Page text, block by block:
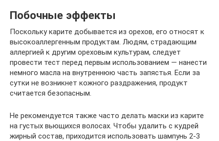
Побочные эффекты
Поскольку карите добывается из орехов, его относят к
высокоаллергенным продуктам. Людям, страдающим
аллергией к другим ореховым культурам, следует
провести тест перед первым использованием — нанести
немного масла на внутреннюю часть запястья. Если за
сутки не возникнет кожного раздражения, продукт
считается безопасным.
Не рекомендуется также часто делать маски из карите
на густых вьющихся волосах. Чтобы удалить с кудрей
жирный состав, приходится использовать шампунь 2-3